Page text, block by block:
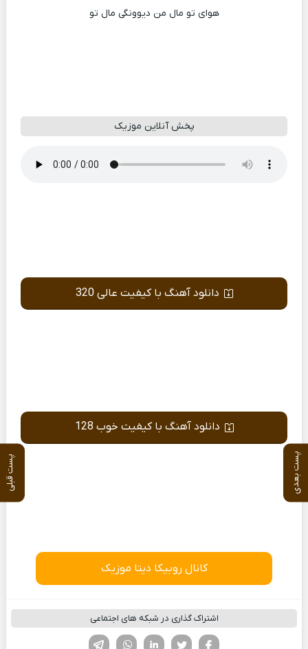
پست بعدی پست قبلی
هوای تو مال من دیوونگی مال تو
پخش آنلاین موزیک
دانلود آهنگ با کیفیت عالی 320
دانلود آهنگ با کیفیت خوب 128
کانال روبیکا دیتا موزیک
اشتراک گذاری در شبکه های اجتماعی
لینکدین تویتر
فیسوک